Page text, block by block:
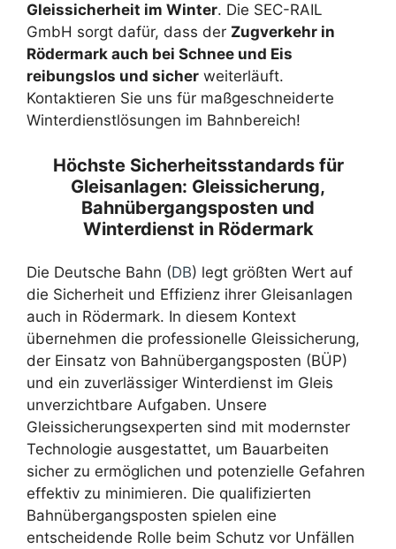
Gleissicherheit im Winter. Die SEC-RAIL
GmbH sorgt dafür, dass der Zugverkehr in
Rödermark auch bei Schnee und Eis
reibungslos und sicher weiterläuft.
Kontaktieren Sie uns für maßgeschneiderte
Winterdienstlösungen im Bahnbereich!
Höchste Sicherheitsstandards für
Gleisanlagen: Gleissicherung,
Bahnübergangsposten und
Winterdienst in Rödermark
Die Deutsche Bahn (DB) legt größten Wert auf
die Sicherheit und Effizienz ihrer Gleisanlagen
auch in Rödermark. In diesem Kontext
übernehmen die professionelle Gleissicherung,
der Einsatz von Bahnübergangsposten (BÜP)
und ein zuverlässiger Winterdienst im Gleis
unverzichtbare Aufgaben. Unsere
Gleissicherungsexperten sind mit modernster
Technologie ausgestattet, um Bauarbeiten
sicher zu ermöglichen und potenzielle Gefahren
effektiv zu minimieren. Die qualifizierten
Bahnübergangsposten spielen eine
entscheidende Rolle beim Schutz vor Unfällen